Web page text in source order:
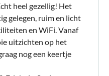
heel gezellig! Het
gelegen, ruim en licht
en WiFi. Vanaf
uitzichten op het
nog een keertje